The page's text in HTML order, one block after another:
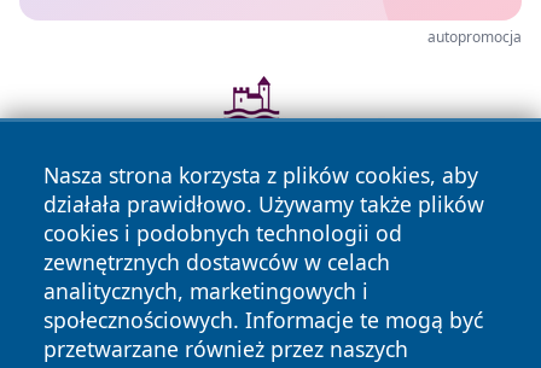
autopromocja
Nasza strona korzysta z plików cookies, aby
działała prawidłowo. Używamy także plików
cookies i podobnych technologii od
zewnętrznych dostawców w celach
analitycznych, marketingowych i
społecznościowych. Informacje te mogą być
przetwarzane również przez naszych
Copyright © 2026 wrotagrudziadza.pl Wszystkie prawa